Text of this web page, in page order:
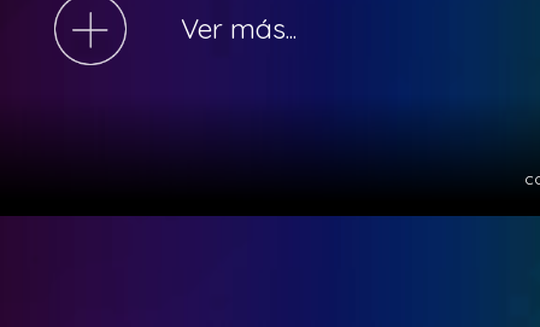
Ver más...